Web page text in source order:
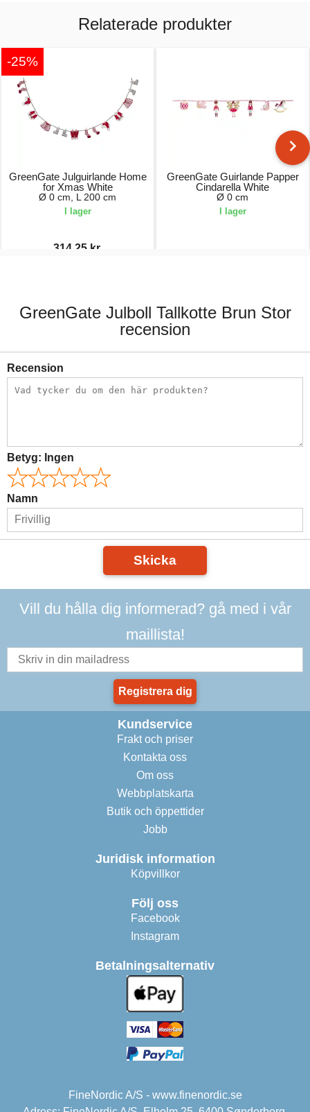
Relaterade produkter
-25%
GreenGate Julguirlande Home
for Xmas White
Ø 0 cm, L 200 cm
I lager
314,25 kr.
GreenGate Guirlande Papper
Cindarella White
Ø 0 cm
I lager
GreenGate Julboll Tallkotte Brun Stor
recension
Recension
Betyg: Ingen
Namn
Skicka
Vill du hålla dig informerad? gå med i vår
maillista!
Registrera dig
Kundservice
Frakt och priser
Kontakta oss
Om oss
Webbplatskarta
Butik och öppettider
Jobb
Juridisk information
Köpvillkor
Följ oss
Facebook
Instagram
Betalningsalternativ
FineNordic A/S - www.finenordic.se